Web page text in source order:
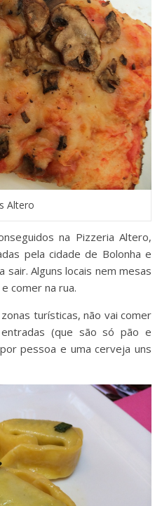
Altero
na Pizzeria Altero,
pela cidade de Bolonha e
Alguns locais nem mesas
comer na rua.
turísticas, não vai comer
(que são só pão e
pessoa e uma cerveja uns